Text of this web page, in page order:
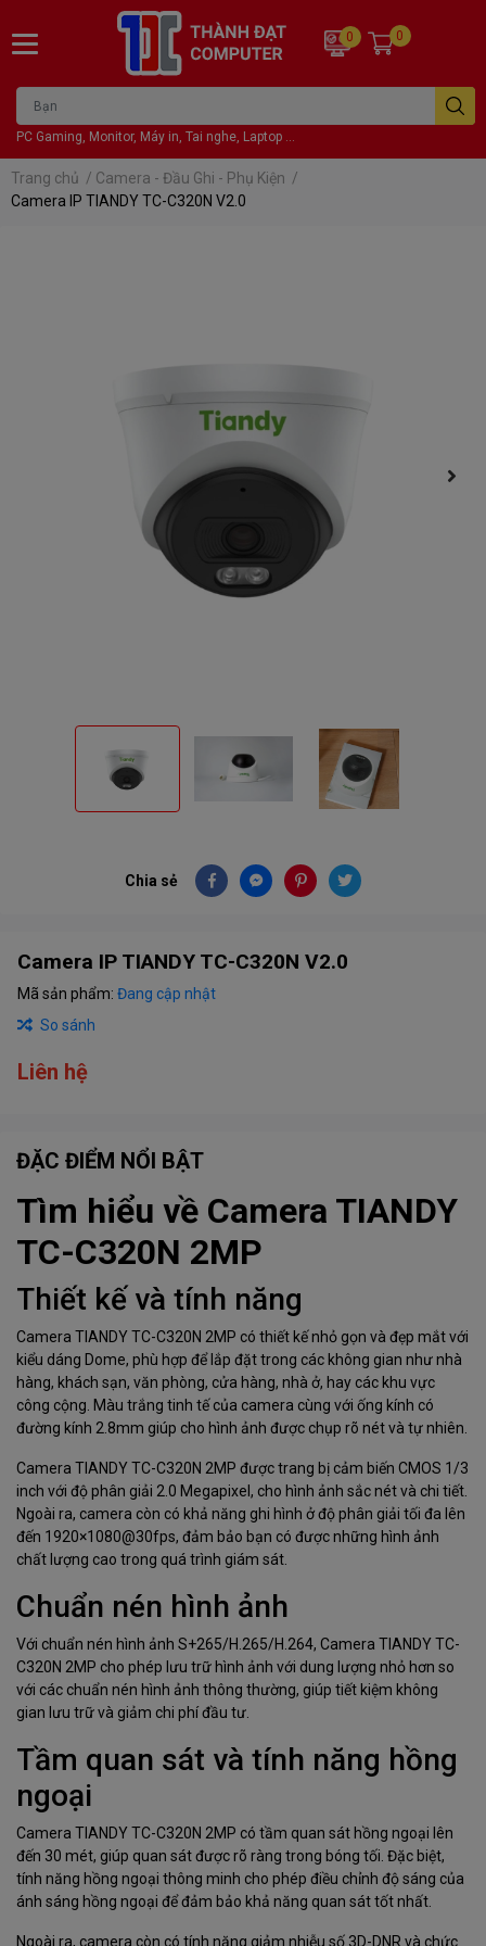
PC Gaming, Monitor, Máy in, Tai nghe, Laptop ...
0 0
Trang chủ / Camera - Đầu Ghi - Phụ Kiện /
Camera IP TIANDY TC-C320N V2.0
Chia sẻ
Camera IP TIANDY TC-C320N V2.0
Mã sản phẩm: Đang cập nhật
So sánh
Liên hệ
ĐẶC ĐIỂM NỔI BẬT
Tìm hiểu về Camera TIANDY
TC-C320N 2MP
Thiết kế và tính năng
Camera TIANDY TC-C320N 2MP có thiết kế nhỏ gọn và đẹp mắt với
kiểu dáng Dome, phù hợp để lắp đặt trong các không gian như nhà
hàng, khách sạn, văn phòng, cửa hàng, nhà ở, hay các khu vực
công cộng. Màu trắng tinh tế của camera cùng với ống kính có
đường kính 2.8mm giúp cho hình ảnh được chụp rõ nét và tự nhiên.
Camera TIANDY TC-C320N 2MP được trang bị cảm biến CMOS 1/3
inch với độ phân giải 2.0 Megapixel, cho hình ảnh sắc nét và chi tiết.
Ngoài ra, camera còn có khả năng ghi hình ở độ phân giải tối đa lên
đến 1920×1080@30fps, đảm bảo bạn có được những hình ảnh
chất lượng cao trong quá trình giám sát.
Chuẩn nén hình ảnh
Với chuẩn nén hình ảnh S+265/H.265/H.264, Camera TIANDY TC-
C320N 2MP cho phép lưu trữ hình ảnh với dung lượng nhỏ hơn so
với các chuẩn nén hình ảnh thông thường, giúp tiết kiệm không
gian lưu trữ và giảm chi phí đầu tư.
Tầm quan sát và tính năng hồng
ngoại
Camera TIANDY TC-C320N 2MP có tầm quan sát hồng ngoại lên
đến 30 mét, giúp quan sát được rõ ràng trong bóng tối. Đặc biệt,
tính năng hồng ngoại thông minh cho phép điều chỉnh độ sáng của
ánh sáng hồng ngoại để đảm bảo khả năng quan sát tốt nhất.
Ngoài ra, camera còn có tính năng giảm nhiễu số 3D-DNR và chức